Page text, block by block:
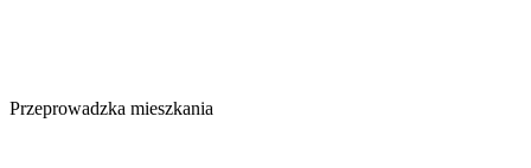
Przeprowadzka mieszkania